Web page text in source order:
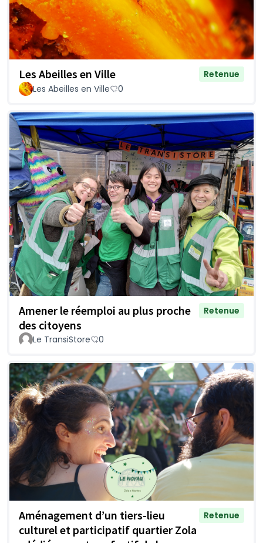
Les Abeilles en Ville
Retenue
Les Abeilles en Ville
0
Amener le réemploi au plus proche
des citoyens
Retenue
Le TransiStore 0
Aménagement d’un tiers-lieu
culturel et participatif quartier Zola
Retenue